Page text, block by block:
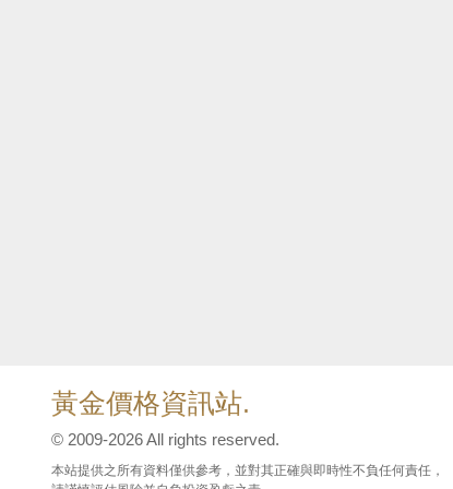
黃金價格資訊站.
© 2009-2026 All rights reserved.
本站提供之所有資料僅供參考，並對其正確與即時性不負任何責任，